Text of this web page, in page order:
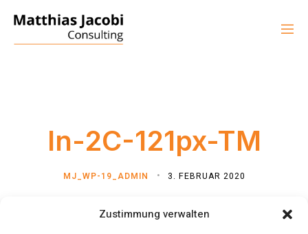
Zustimmung verwalten
In-2C-121px-TM
MJ_WP-19_ADMIN 3. FEBRUAR 2020